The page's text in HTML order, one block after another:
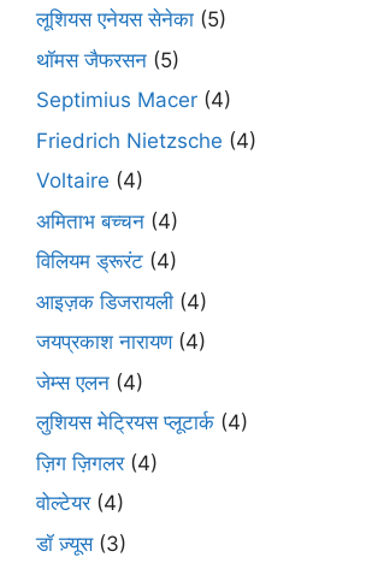
लूशियस एनेयस सेनेका (5)
थॉमस जैफरसन (5)
Septimius Macer (4)
Friedrich Nietzsche (4)
Voltaire (4)
अमिताभ बच्चन (4)
विलियम ड्रूरंट (4)
आइज़क डिजरायली (4)
जयप्रकाश नारायण(4)
जेम्स एलन (4)
लुशियस मेट्रियस प्लूटार्क (4)
ज़िग ज़िगलर(4)
वोल्टेयर(4)
डॉ ज़्यूस(3)